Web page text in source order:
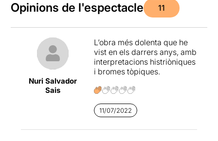
Opinions de l'espectacle 11
Nuri Salvador
Sais
L’obra més dolenta que he
vist en els darrers anys, amb
interpretacions histriòniques
i bromes tòpiques.
11/07/2022